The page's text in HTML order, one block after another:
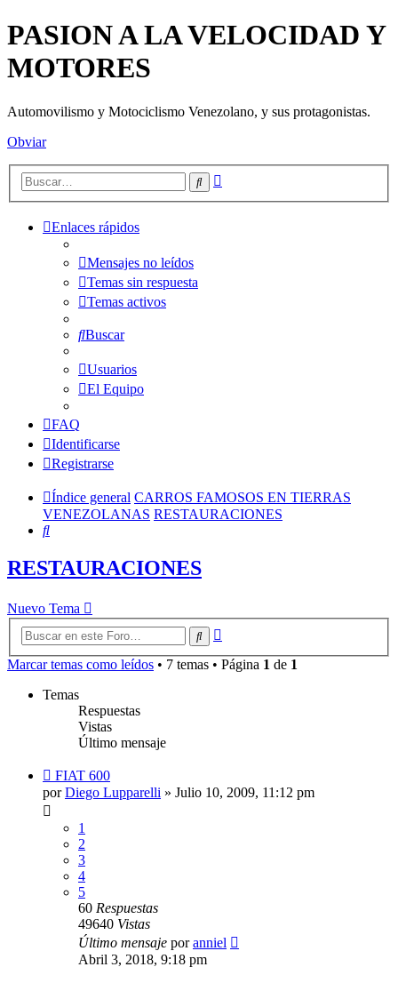
PASION A LA VELOCIDAD Y
MOTORES
Automovilismo y Motociclismo Venezolano, y sus protagonistas.
Obviar
Buscar
Enlaces rápidos
Mensajes no leídos
Temas sin respuesta
Temas activos
Buscar
Usuarios
El Equipo
FAQ
Identificarse
Registrarse
Índice general CARROS FAMOSOS EN TIERRAS
VENEZOLANAS RESTAURACIONES
Buscar
RESTAURACIONES
Nuevo Tema
Buscar
Marcar temas como leídos • 7 temas • Página 1 de 1
Temas
Respuestas
Vistas
Último mensaje
FIAT 600
porDiego Lupparelli » Julio 10, 2009, 11:12 pm
1
2
3
4
5
60 Respuestas
49640 Vistas
Último mensaje poranniel
Abril 3, 2018, 9:18 pm